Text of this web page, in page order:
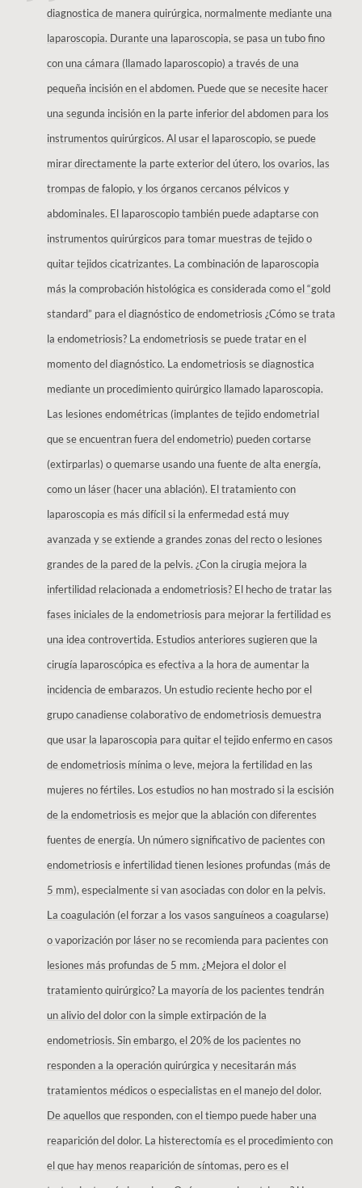
diagnostica de manera quirúrgica, normalmente mediante una
laparoscopia. Durante una laparoscopia, se pasa un tubo fino
con una cámara (llamado laparoscopio) a través de una
pequeña incisión en el abdomen. Puede que se necesite hacer
una segunda incisión en la parte inferior del abdomen para los
instrumentos quirúrgicos. Al usar el laparoscopio, se puede
mirar directamente la parte exterior del útero, los ovarios, las
trompas de falopio, y los órganos cercanos pélvicos y
abdominales. El laparoscopio también puede adaptarse con
instrumentos quirúrgicos para tomar muestras de tejido o
quitar tejidos cicatrizantes. La combinación de laparoscopia
más la comprobación histológica es considerada como el “gold
standard” para el diagnóstico de endometriosis ¿Cómo se trata
la endometriosis? La endometriosis se puede tratar en el
momento del diagnóstico. La endometriosis se diagnostica
mediante un procedimiento quirúrgico llamado laparoscopia.
Las lesiones endométricas (implantes de tejido endometrial
que se encuentran fuera del endometrio) pueden cortarse
(extirparlas) o quemarse usando una fuente de alta energía,
como un láser (hacer una ablación). El tratamiento con
laparoscopia es más difícil si la enfermedad está muy
avanzada y se extiende a grandes zonas del recto o lesiones
grandes de la pared de la pelvis. ¿Con la cirugia mejora la
infertilidad relacionada a endometriosis? El hecho de tratar las
fases iniciales de la endometriosis para mejorar la fertilidad es
una idea controvertida. Estudios anteriores sugieren que la
cirugía laparoscópica es efectiva a la hora de aumentar la
incidencia de embarazos. Un estudio reciente hecho por el
grupo canadiense colaborativo de endometriosis demuestra
que usar la laparoscopia para quitar el tejido enfermo en casos
de endometriosis mínima o leve, mejora la fertilidad en las
mujeres no fértiles. Los estudios no han mostrado si la escisión
de la endometriosis es mejor que la ablación con diferentes
fuentes de energía. Un número significativo de pacientes con
endometriosis e infertilidad tienen lesiones profundas (más de
5 mm), especialmente si van asociadas con dolor en la pelvis.
La coagulación (el forzar a los vasos sanguíneos a coagularse)
o vaporización por láser no se recomienda para pacientes con
lesiones más profundas de 5 mm. ¿Mejora el dolor el
tratamiento quirúrgico? La mayoría de los pacientes tendrán
un alivio del dolor con la simple extirpación de la
endometriosis. Sin embargo, el 20% de los pacientes no
responden a la operación quirúrgica y necesitarán más
tratamientos médicos o especialistas en el manejo del dolor.
De aquellos que responden, con el tiempo puede haber una
reaparición del dolor. La histerectomía es el procedimiento con
el que hay menos reaparición de síntomas, pero es el